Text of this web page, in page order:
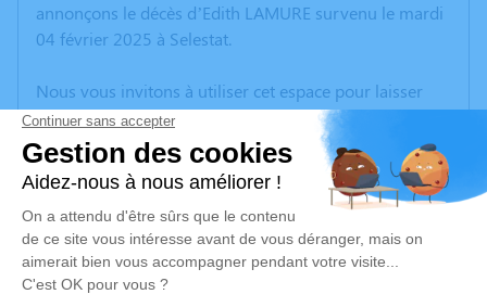
annonçons le décès d’Edith LAMURE survenu le mardi
04 février 2025 à Selestat.
Nous vous invitons à utiliser cet espace pour laisser
vos condoléances, partager des photos souvenirs, une
anecdote ou exprimer vos pensées à travers des
poèmes ou des textes. Cet endroit est un lieu
d'expression dédié à honorer la mémoire d’Edith
LAMURE.
Un service de plantation d’arbre hommage est
disponible ici.